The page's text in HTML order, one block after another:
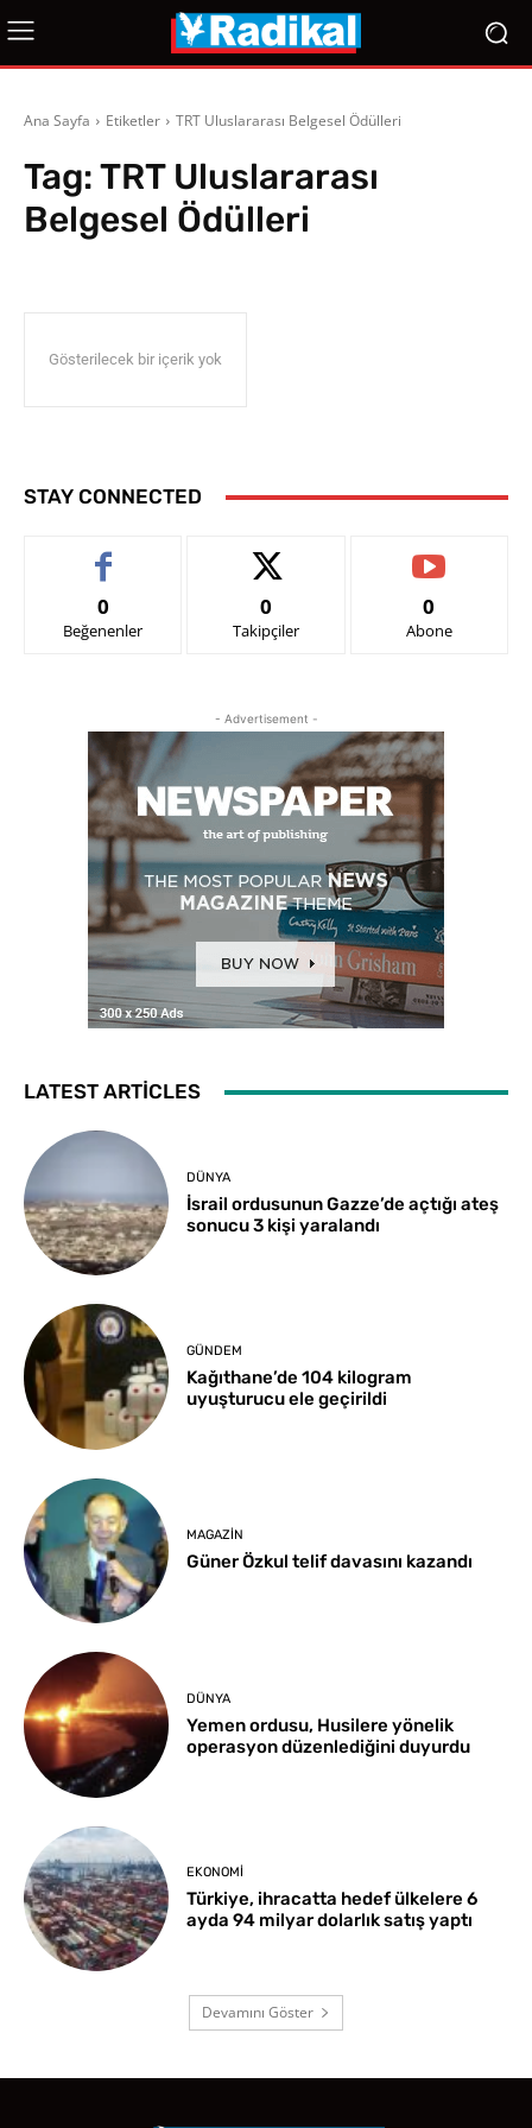
Ana Sayfa Etiketler TRT Uluslararası Belgesel Ödülleri
Tag:TRT Uluslararası
Belgesel Ödülleri
Gösterilecek bir içerik yok
STAY CONNECTED
0
Beğenenler
0
Takipçiler
0
Abone
- Advertisement -
LATEST ARTICLES
DÜNYA
İsrail ordusunun Gazze’de açtığı ateş
sonucu 3 kişi yaralandı
GÜNDEM
Kağıthane’de 104 kilogram
uyuşturucu ele geçirildi
MAGAZIN
Güner Özkul telif davasını kazandı
DÜNYA
Yemen ordusu, Husilere yönelik
operasyon düzenlediğini duyurdu
EKONOMI
Türkiye, ihracatta hedef ülkelere 6
ayda 94 milyar dolarlık satış yaptı
Devamını Göster